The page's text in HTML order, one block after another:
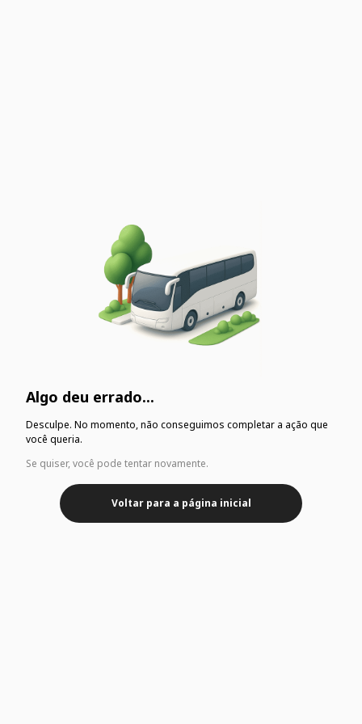
Algo deu errado...
Desculpe. No momento, não conseguimos completar a ação que
você queria.
Se quiser, você pode tentar novamente.
Voltar para a página inicial